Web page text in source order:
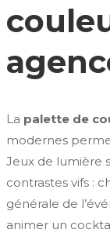
La palette de
modernes
Jeux de lumière
contrastes vifs :
générale de
animer un